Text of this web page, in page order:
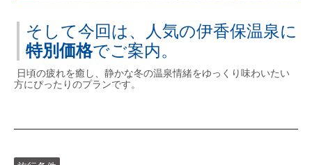
そして今回は、人気の伊香保温泉に
特別価格でご案内。
日頃の疲れを癒し、静かな冬の温泉情緒をゆっくり味わいたい
方にぴったりのプランです。